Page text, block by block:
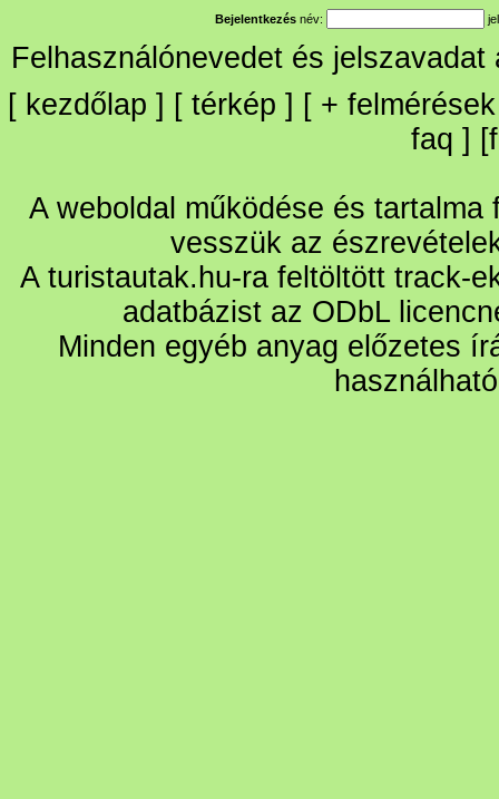
Bejelentkezés név:
Felhasználónevedet és
[ kezdőlap ] [ térkép ] [ + felmérések
faq ] [
A weboldal működése és
vesszük az
A turistautak.hu-ra feltöltött track-
adatbázist az ODbL
Minden egyéb anyag előzetes